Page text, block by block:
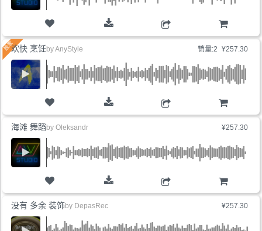
销量:2 ¥257.30
购物车
欢快 烹饪byAnyStyle
¥257.30
购物车
海滩 舞蹈 by Oleksandr
¥257.30
没有 多余 装饰by DepasRec